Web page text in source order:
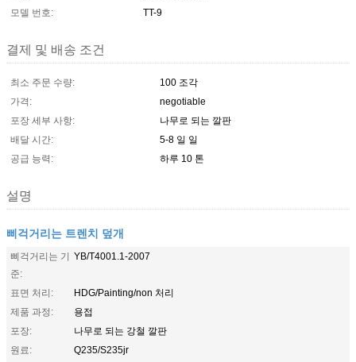
모델 번호:
TT-9
결제 및 배송 조건
최소 주문 수량:
100 조각
가격:
negotiable
포장 세부 사항:
나무로 되는 깔판
배달 시간:
5-8 일 일
공급 능력:
하루 10 톤
설명
삐걱거리는 트렌치 덮개
삐걱거리는 기
준:
YB/T4001.1-2007
표면 처리:
HDG/Painting/non 처리
제품 과정:
용접
포장:
나무로 되는 강철 깔판
원료:
Q235/S235jr